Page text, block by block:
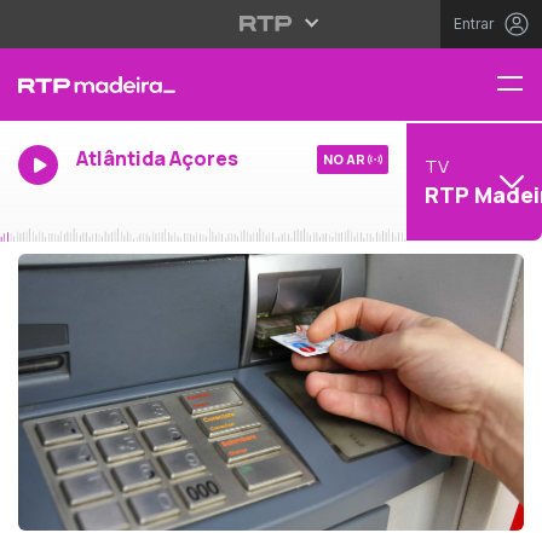
Entrar
Atlântida Açores NO AR TV
RTP